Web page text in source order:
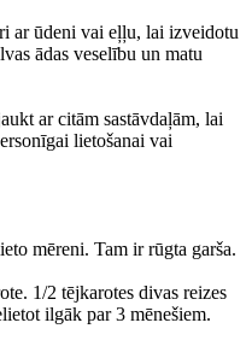
ar ūdeni vai eļļu, lai izveidotu
ādas veselību un matu
ar citām sastāvdaļām, lai
lietošanai vai
mēreni. Tam ir rūgta garša.
1/2 tējkarotes divas reizes
ilgāk par 3 mēnešiem.